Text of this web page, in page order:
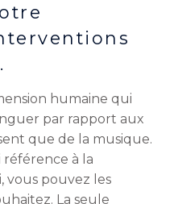
humaine qui
par rapport aux
que de la musique.
référence à la
vous pouvez les
La seule